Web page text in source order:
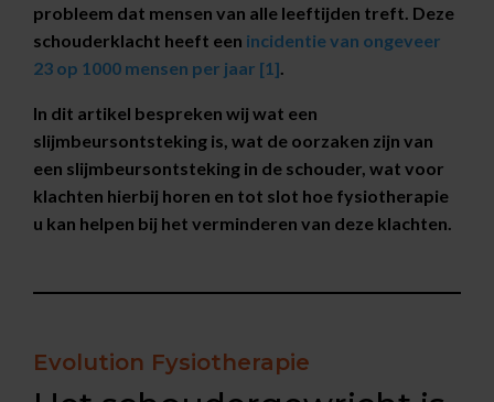
probleem dat mensen van alle leeftijden treft. Deze
schouderklacht heeft een incidentie van ongeveer
23 op 1000 mensen per jaar [1]
In dit artikel bespreken wij wat een
slijmbeursontsteking is, wat de oorzaken zijn van
een slijmbeursontsteking in de schouder, wat voor
klachten hierbij horen en tot slot hoe fysiotherapie
u kan helpen bij het verminderen van deze klachten.
Evolution Fysiotherapie